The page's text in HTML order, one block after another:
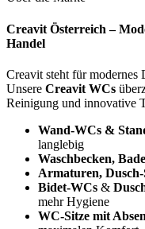
Creavit Österreich –
Handel
Creavit steht für modernes
Unsere Creavit WCs
Reinigung und innovative
Wand-WCs &
langlebig
Waschbecken,
Armaturen, Dusch-
Bidet-WCs &
mehr Hygiene
WC-Sitze mit